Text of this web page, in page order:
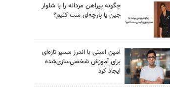
چگونه پیراهن مردانه را با شلوار
جین یا پارچه‌ای ست کنیم؟
امین امینی با اندرز مسیر تازه‌ای
برای آموزش شخصی‌سازی‌شده
ایجاد کرد